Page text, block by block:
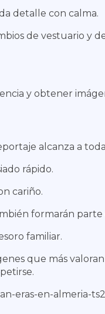
detalle con calma.
de vestuario y
y obtener
alcanza a
rápido.
cariño.
formarán parte
familiar.
que más